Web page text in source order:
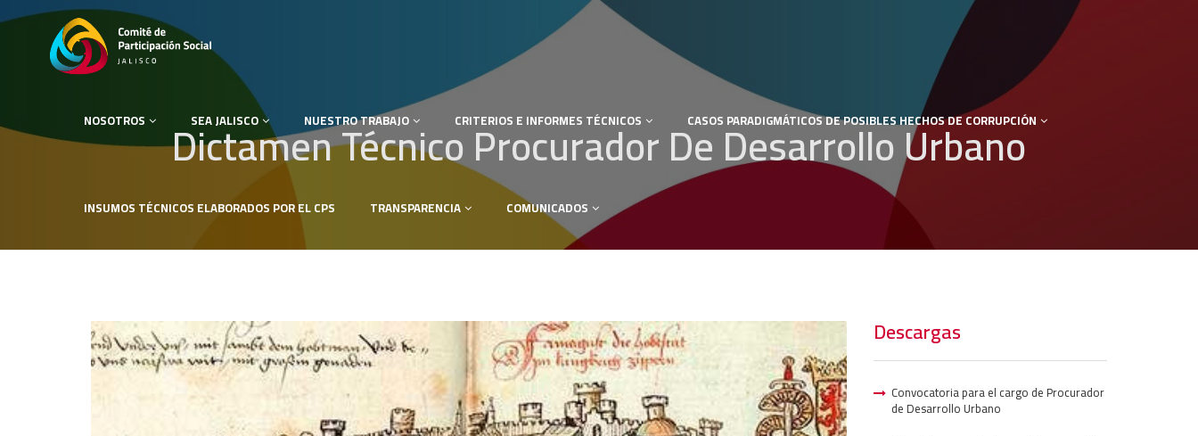
NOSOTROS SEA JALISCO NUESTRO TRABAJO CRITERIOS E INFORMES TÉCNICOS CASOS PARADIGMÁTICOS DE POSIBLES HECHOS DE CORRUPCIÓN
INSUMOS TÉCNICOS ELABORADOS POR EL CPS TRANSPARENCIA COMUNICADOS
Dictamen Técnico Procurador De Desarrollo Urbano
Descargas
Convocatoria para el cargo de Procurador
de Desarrollo Urbano